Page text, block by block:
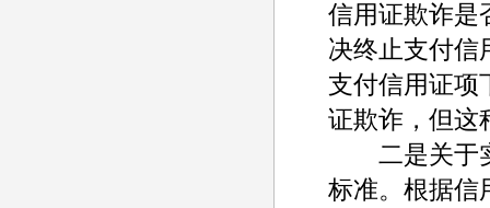
信用证欺诈是
决终止支付信
支付信用证项
证欺诈，但这
二是关于实
标准。根据信